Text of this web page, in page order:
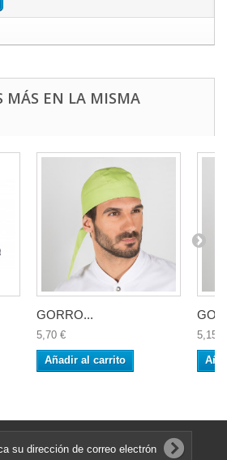
MÁS EN LA MISMA
GORRO...
5,70 €
Añadir al carrito
5,15 €